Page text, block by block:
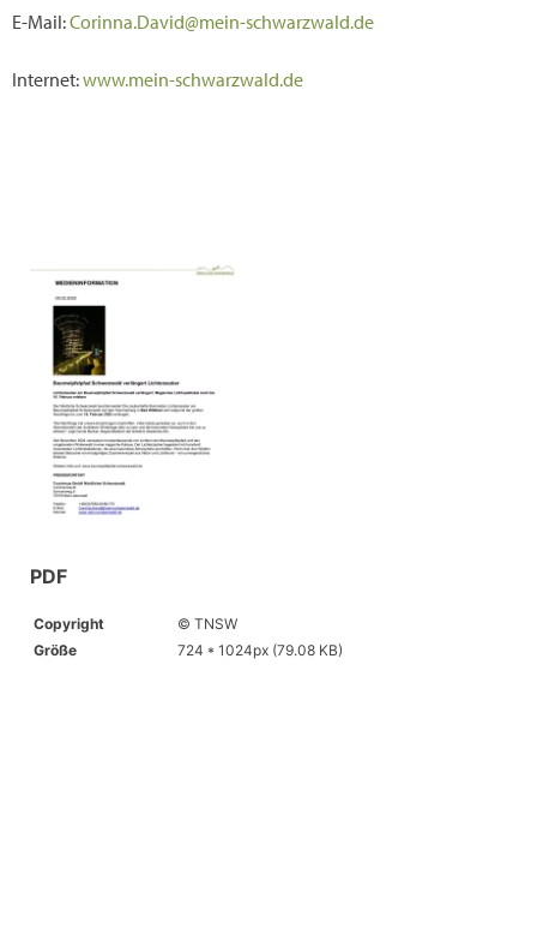
E-Mail:Corinna.David@mein-schwarzwald.de
Internet:www.mein-schwarzwald.de
PDF
Copyright
© TNSW
Größe
724 * 1024px (79.08 KB)